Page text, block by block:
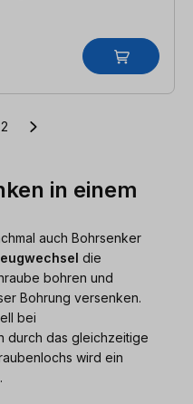
Seite
2
in einem
auch Bohrsenker
die
bohren und
Bohrung versenken.
bei
durch das gleichzeitige
wird ein
.